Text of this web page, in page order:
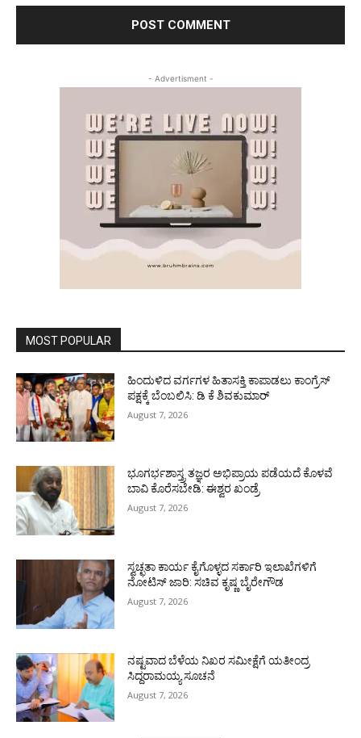
- Advertisment -
MOST POPULAR
ಹಿಂದುಳಿದ ವರ್ಗಗಳ ಹಿತಾಸಕ್ತಿ ಕಾಪಾಡಲು ಕಾಂಗ್ರೆಸ್
ಪಕ್ಷಕ್ಕೆ ಬೆಂಬಲಿಸಿ: ಡಿ ಕೆ ಶಿವಕುಮಾರ್
August 7, 2026
ಭೂಗರ್ಭಶಾಸ್ತ್ರ ತಜ್ಞರ ಅಭಿಪ್ರಾಯ ಪಡೆಯದೆ ಕೊಳವೆ
ಬಾವಿ ಕೊರೆಸಬೇಡಿ: ಈಶ್ವರ ಖಂಡ್ರೆ
August 7, 2026
ಸ್ವಚ್ಛತಾ ಕಾರ್ಯ ಕೈಗೊಳ್ಳದ ಸರ್ಕಾರಿ ಇಲಾಖೆಗಳಿಗೆ
ನೋಟಿಸ್ ಜಾರಿ: ಸಚಿವ ಕೃಷ್ಣ ಬೈರೇಗೌಡ
August 7, 2026
ನಷ್ಟವಾದ ಬೆಳೆಯ ನಿಖರ ಸಮೀಕ್ಷೆಗೆ ಯತೀಂದ್ರ
ಸಿದ್ದರಾಮಯ್ಯ ಸೂಚನೆ
August 7, 2026